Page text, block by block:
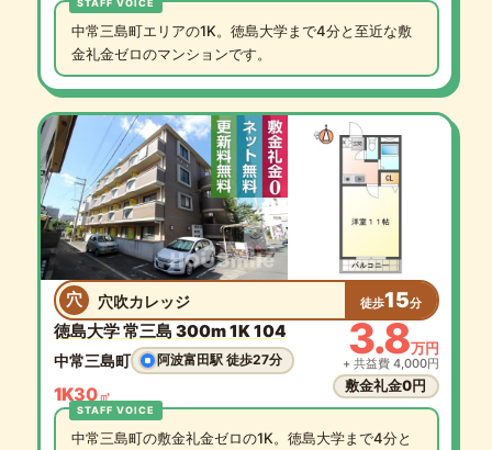
中常三島町エリアの1K。徳島大学まで4分と至近な敷
金礼金ゼロのマンションです。
穴 穴吹カレッジ 徒歩15分
徳島大学 常三島 300m 1K 104
中常三島町 阿波富田駅 徒歩27分
1K30㎡
3.8万円
+ 共益費 4,000円
敷金礼金0円
中常三島町の敷金礼金ゼロの1K。徳島大学まで4分と